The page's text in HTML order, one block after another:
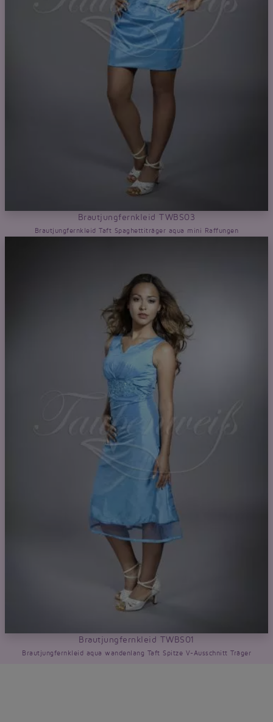
Brautjungfernkleid TWBS03
Brautjungfernkleid Taft Spaghettiträger aqua mini Raffungen
Brautjungfernkleid TWBS01
Brautjungfernkleid aqua wandenlang Taft Spitze V-Ausschnitt Träger